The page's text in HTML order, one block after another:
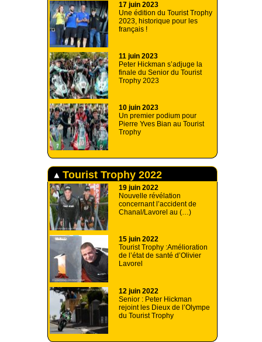
17 juin 2023
Une édition du Tourist Trophy
2023, historique pour les
français !
11 juin 2023
Peter Hickman s’adjuge la
finale du Senior du Tourist
Trophy 2023
10 juin 2023
Un premier podium pour
Pierre Yves Bian au Tourist
Trophy
Tourist Trophy 2022
19 juin 2022
Nouvelle révélation
concernant l’accident de
Chanal/Lavorel au (…)
15 juin 2022
Tourist Trophy :Amélioration
de l’état de santé d’Olivier
Lavorel
12 juin 2022
Senior : Peter Hickman
rejoint les Dieux de l’Olympe
du Tourist Trophy